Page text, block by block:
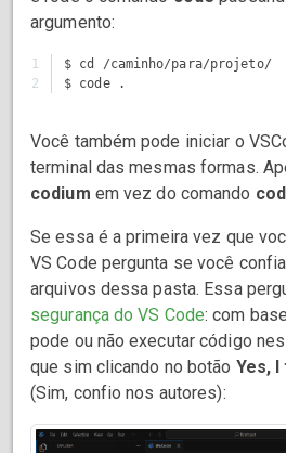
argumento:
1
$ cd /caminho/para/projeto/
Você também pode iniciar o
terminal das mesmas formas.
codium em vez do comando
Se essa é a primeira vez que
VS Code pergunta se você
arquivos dessa pasta. Essa
segurança do VS Code: com
pode ou não executar código
que sim clicando no botão Yes,
(Sim, confio nos autores):